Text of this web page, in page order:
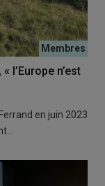
l’Europe n’est
en juin 2023